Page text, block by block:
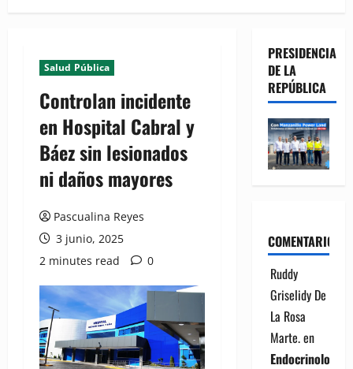
Salud Pública
Controlan incidente
en Hospital Cabral y
Báez sin lesionados
ni daños mayores
Pascualina Reyes
3 junio, 2025
2 minutes read
0
PRESIDENCIA
DE LA
REPÚBLICA
COMENTARIOS
Ruddy
Griselidy De
La Rosa
Marte.en
Endocrinología